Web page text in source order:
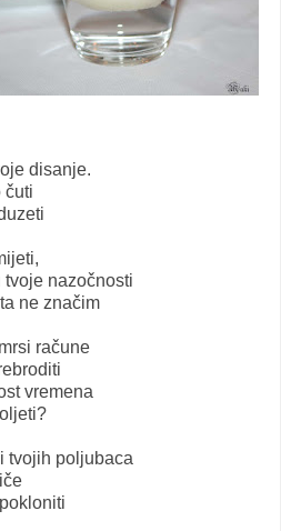
disanje.
čuti
nazočnosti
ne značim
račune
vremena
tvojih poljubaca